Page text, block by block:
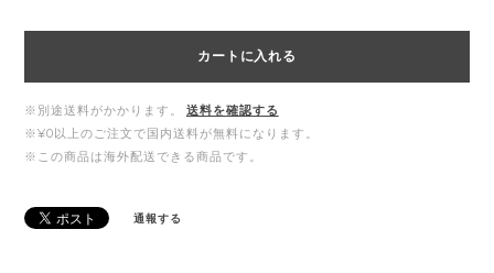
カートに入れる
※別途送料がかかります。
送料を確認する
※¥0以上のご注文で国内送料が無料になります。
※この商品は海外配送できる商品です。
通報する